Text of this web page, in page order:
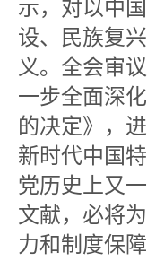
示，对以中
设、民族复
义。全会审
一步全面深
的决定》，
新时代中国
党历史上又
文献，必将
力和制度保障